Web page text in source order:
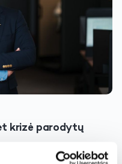
krizė parodytų